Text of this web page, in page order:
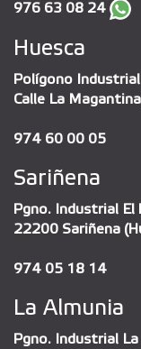
976 63 08 24
Huesca
Polígono
Calle La
974 60 00 05
Sariñena
Pgno. Industrial El
22200 Sariñena
974 05 18 14
La Almunia
Pgno. Industrial